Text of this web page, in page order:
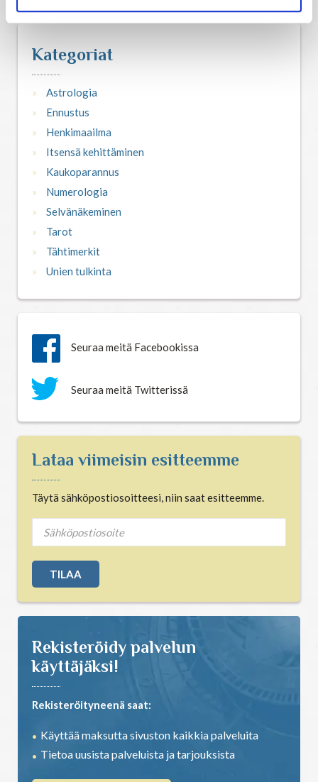
Ennustus
Henkimaailma
Itsensä kehittäminen
Kaukoparannus
Numerologia
Selvänäkeminen
Tähtimerkit
Unientulkintasanasto
Kategoriat
Astrologia
Ennustus
Henkimaailma
Itsensä kehittäminen
Kaukoparannus
Numerologia
Selvänäkeminen
Tarot
Tähtimerkit
Unien tulkinta
Seuraa meitä Facebookissa
Seuraa meitä Twitterissä
Lataa viimeisin esitteemme
Täytä sähköpostiosoitteesi, niin saat esitteemme.
Rekisteröidy palvelun
käyttäjäksi!
Rekisteröityneenä saat:
Käyttää maksutta sivuston kaikkia palveluita
Tietoa uusista palveluista ja tarjouksista